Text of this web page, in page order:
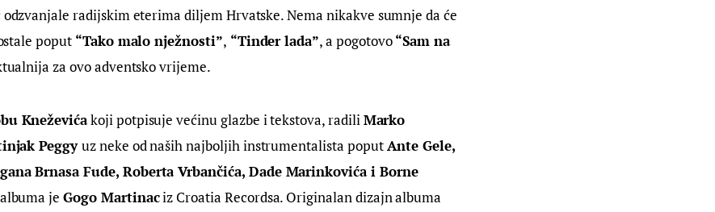
odzvanjale radijskim eterima diljem Hrvatske. Nema nikakve sumnje da će
poput “Tako malo nježnosti”, “Tinder lada”, a pogotovo “Sam na
za ovo adventsko vrijeme.
Kneževića koji potpisuje većinu glazbe i tekstova, radili Marko
Peggy uz neke od naših najboljih instrumentalista poput Ante Gele,
Brnasa Fude, Roberta Vrbančića, Dade Marinkovića i Borne
je Gogo Martinac iz Croatia Recordsa. Originalan dizajn albuma